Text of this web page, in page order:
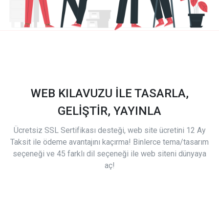
WEB KILAVUZU İLE TASARLA,
GELİŞTİR, YAYINLA
Ücretsiz SSL Sertifikası desteği, web site ücretini 12 Ay
Taksit ile ödeme avantajını kaçırma! Binlerce tema/tasarım
seçeneği ve 45 farklı dil seçeneği ile web siteni dünyaya
aç!